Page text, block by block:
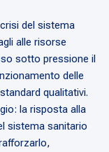
del sistema
alle risorse
sotto pressione il
delle
qualitativi.
la risposta alla
sistema sanitario